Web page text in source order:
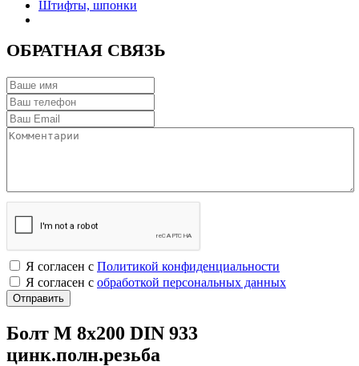
Штифты, шпонки
ОБРАТНАЯ СВЯЗЬ
Я согласен с Политикой конфиденциальности
Я согласен с обработкой персональных данных
Болт М 8х200 DIN 933
цинк.полн.резьба